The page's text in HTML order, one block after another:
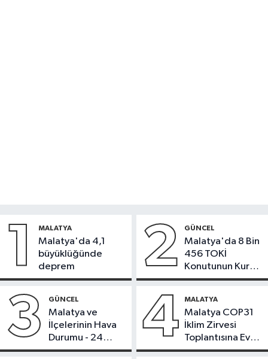
1 MALATYA
Malatya'da 4,1
büyüklüğünde
deprem
2 GÜNCEL
Malatya'da 8 Bin
456 TOKİ
Konutunun Kurası
Bugün Çekiliyor
3 GÜNCEL
Malatya ve
İlçelerinin Hava
Durumu - 24
Temmuz 2026
4 MALATYA
Malatya COP31
İklim Zirvesi
Toplantısına Ev
Sahipliği Yaptı